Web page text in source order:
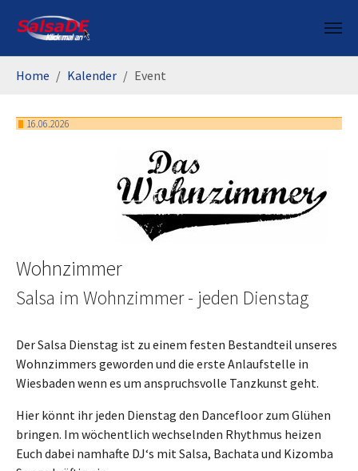
Home Kalender Event
16.06.2026
Wohnzimmer
Salsa im Wohnzimmer - jeden Dienstag
Der Salsa Dienstag ist zu einem festen Bestandteil unseres
Wohnzimmers geworden und die erste Anlaufstelle in
Wiesbaden wenn es um anspruchsvolle Tanzkunst geht.
Hier könnt ihr jeden Dienstag den Dancefloor zum Glühen
bringen. Im wöchentlich wechselnden Rhythmus heizen
Euch dabei namhafte DJ‘s mit Salsa, Bachata und Kizomba